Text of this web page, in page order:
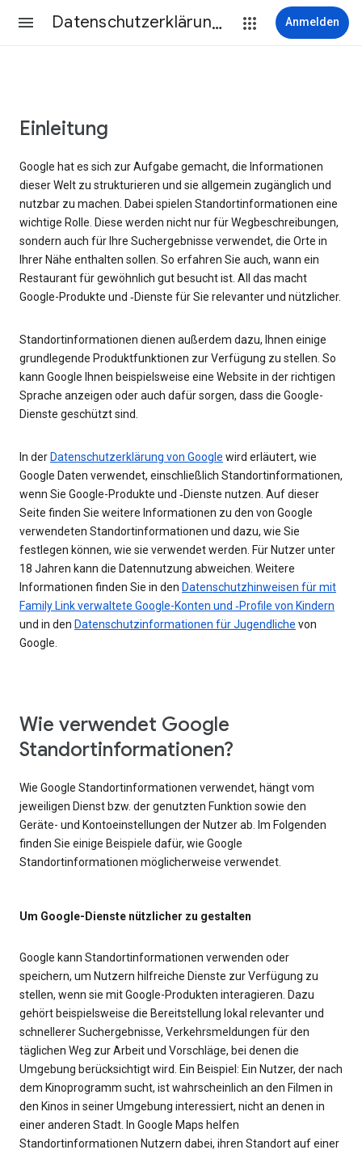
Datenschutzerklärung & Nutzungsbedingungen Anmelden
Einleitung
Google hat es sich zur Aufgabe gemacht, die Informationen
dieser Welt zu strukturieren und sie allgemein zugänglich und
nutzbar zu machen. Dabei spielen Standortinformationen eine
wichtige Rolle. Diese werden nicht nur für Wegbeschreibungen,
sondern auch für Ihre Suchergebnisse verwendet, die Orte in
Ihrer Nähe enthalten sollen. So erfahren Sie auch, wann ein
Restaurant für gewöhnlich gut besucht ist. All das macht
Google-Produkte und ‑Dienste für Sie relevanter und nützlicher.
Standortinformationen dienen außerdem dazu, Ihnen einige
grundlegende Produktfunktionen zur Verfügung zu stellen. So
kann Google Ihnen beispielsweise eine Website in der richtigen
Sprache anzeigen oder auch dafür sorgen, dass die Google-
Dienste geschützt sind.
In der Datenschutzerklärung von Google wird erläutert, wie
Google Daten verwendet, einschließlich Standortinformationen,
wenn Sie Google-Produkte und ‑Dienste nutzen. Auf dieser
Seite finden Sie weitere Informationen zu den von Google
verwendeten Standortinformationen und dazu, wie Sie
festlegen können, wie sie verwendet werden. Für Nutzer unter
18 Jahren kann die Datennutzung abweichen. Weitere
Informationen finden Sie in den Datenschutzhinweisen für mit
Family Link verwaltete Google-Konten und ‑Profile von Kindern
und in den Datenschutzinformationen für Jugendliche von
Google.
Wie verwendet Google
Standortinformationen?
Wie Google Standortinformationen verwendet, hängt vom
jeweiligen Dienst bzw. der genutzten Funktion sowie den
Geräte- und Kontoeinstellungen der Nutzer ab. Im Folgenden
finden Sie einige Beispiele dafür, wie Google
Standortinformationen möglicherweise verwendet.
Um Google-Dienste nützlicher zu gestalten
Google kann Standortinformationen verwenden oder
speichern, um Nutzern hilfreiche Dienste zur Verfügung zu
stellen, wenn sie mit Google-Produkten interagieren. Dazu
gehört beispielsweise die Bereitstellung lokal relevanter und
schnellerer Suchergebnisse, Verkehrsmeldungen für den
täglichen Weg zur Arbeit und Vorschläge, bei denen die
Umgebung berücksichtigt wird. Ein Beispiel: Ein Nutzer, der nach
dem Kinoprogramm sucht, ist wahrscheinlich an den Filmen in
den Kinos in seiner Umgebung interessiert, nicht an denen in
einer anderen Stadt. In Google Maps helfen
Standortinformationen Nutzern dabei, ihren Standort auf einer